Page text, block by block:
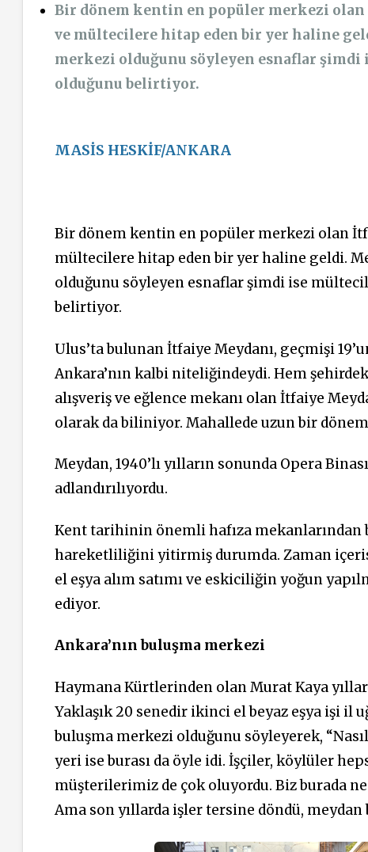
Bir dönem kentin en popüler merkezi
ve mültecilere hitap eden bir yer haline
merkezi olduğunu söyleyen esnaflar
olduğunu belirtiyor.
MASİS HESKİF/ANKARA
Bir dönem kentin en popüler merkezi olan
mültecilere hitap eden bir yer haline geldi.
olduğunu söyleyen esnaflar şimdi ise
belirtiyor.
Ulus’ta bulunan İtfaiye Meydanı, geçmişi
Ankara’nın kalbi niteliğindeydi. Hem
alışveriş ve eğlence mekanı olan İtfaiye
olarak da biliniyor. Mahallede uzun bir
Meydan, 1940’lı yılların sonunda Opera
adlandırılıyordu.
Kent tarihinin önemli hafıza mekanlarından
hareketliliğini yitirmiş durumda. Zaman
el eşya alım satımı ve eskiciliğin yoğun
ediyor.
Ankara’nın buluşma merkezi
Haymana Kürtlerinden olan Murat Kaya
Yaklaşık 20 senedir ikinci el beyaz eşya işi il
buluşma merkezi olduğunu söyleyerek,
yeri ise burası da öyle idi. İşçiler, köylüler
müşterilerimiz de çok oluyordu. Biz burada
Ama son yıllarda işler tersine döndü, meydan